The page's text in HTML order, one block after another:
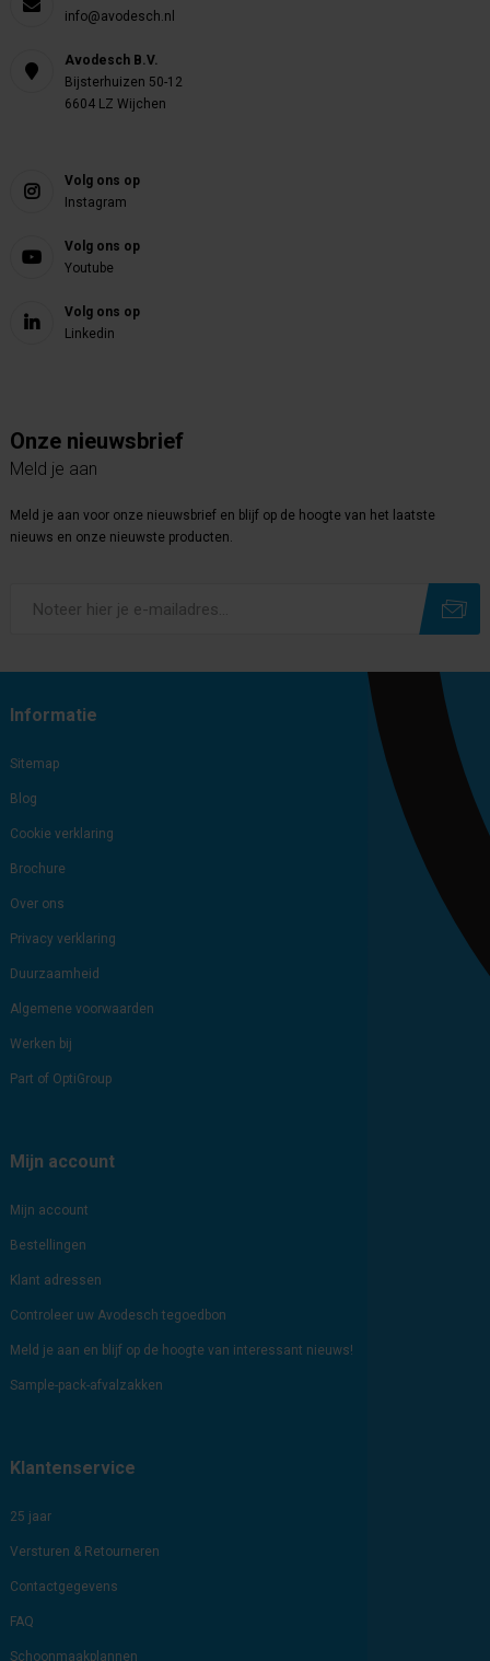
info@avodesch.nl
Avodesch B.V.
Bijsterhuizen 50-12
6604 LZ Wijchen
Volg ons op
Instagram
Volg ons op
Youtube
Volg ons op
Linkedin
Onze nieuwsbrief
Meld je aan
Meld je aan voor onze nieuwsbrief en blijf op de hoogte van het laatste
nieuws en onze nieuwste producten.
Informatie
Sitemap
Blog
Cookie verklaring
Brochure
Over ons
Privacy verklaring
Duurzaamheid
Algemene voorwaarden
Werken bij
Part of OptiGroup
Mijn account
Mijn account
Bestellingen
Klant adressen
Controleer uw Avodesch tegoedbon
Meld je aan en blijf op de hoogte van interessant nieuws!
Sample-pack-afvalzakken
Klantenservice
25 jaar
Versturen & Retourneren
Contactgegevens
FAQ
Schoonmaakplannen